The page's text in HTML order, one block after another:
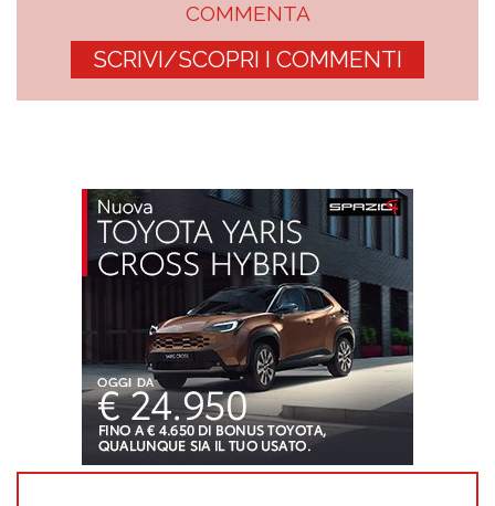
COMMENTA
SCRIVI/SCOPRI I COMMENTI